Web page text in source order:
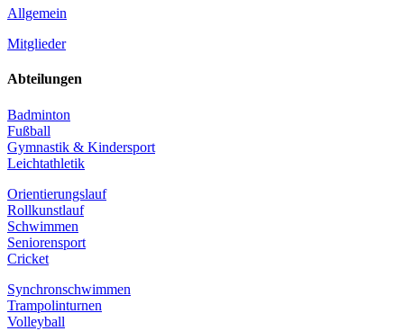
Allgemein
Mitglieder
Abteilungen
Badminton
Fußball
Gymnastik & Kindersport
Leichtathletik
Orientierungslauf
Rollkunstlauf
Schwimmen
Seniorensport
Cricket
Synchronschwimmen
Trampolinturnen
Volleyball